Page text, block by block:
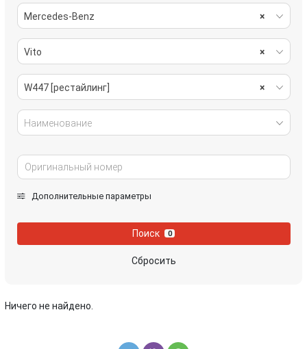
стеклоочистители топливная система
тормозная система
электрика
×
Mercedes-Benz
×
Vito
×
W447 [рестайлинг]
Наименование
Дополнительные параметры
Поиск 0
Сбросить
Ничего не найдено.